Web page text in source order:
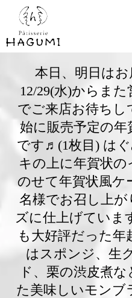
本日、明日は
12/29(水)からま
でご来店お待ちし
始に販売予定の
です♬(1枚目) は
キの上に年賀状
のせて年賀状風ケ
名様でお召し上が
ズに仕上げていま
も大好評だった年
はスポンジ、生
ド、栗の渋皮煮
た美味しいモン